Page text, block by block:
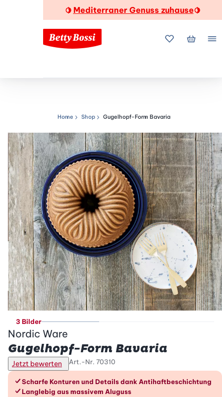
🍋 Mediterraner Genuss zuhause🍋
MeineMein
Navigationspfad
Home Shop Gugelhopf-Form Bavaria
3 Bilder
Nordic Ware
Gugelhopf-Form Bavaria
Jetzt bewerten Art.-Nr. 70310
Die Vorteile im Überblick
Scharfe Konturen und Details dank Antihaftbeschichtung
Langlebig aus massivem Aluguss